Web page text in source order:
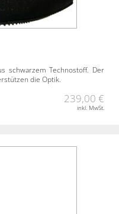
schwarzem Technostoff. Der
die Optik.
239,00 €
inkl. MwSt.